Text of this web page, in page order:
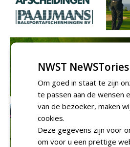
NWST
Om goed in staat te zijn
te passen aan de wensen
van de bezoeker, maken
cookies.
Deze gegevens zijn voor
om voor u een prettige